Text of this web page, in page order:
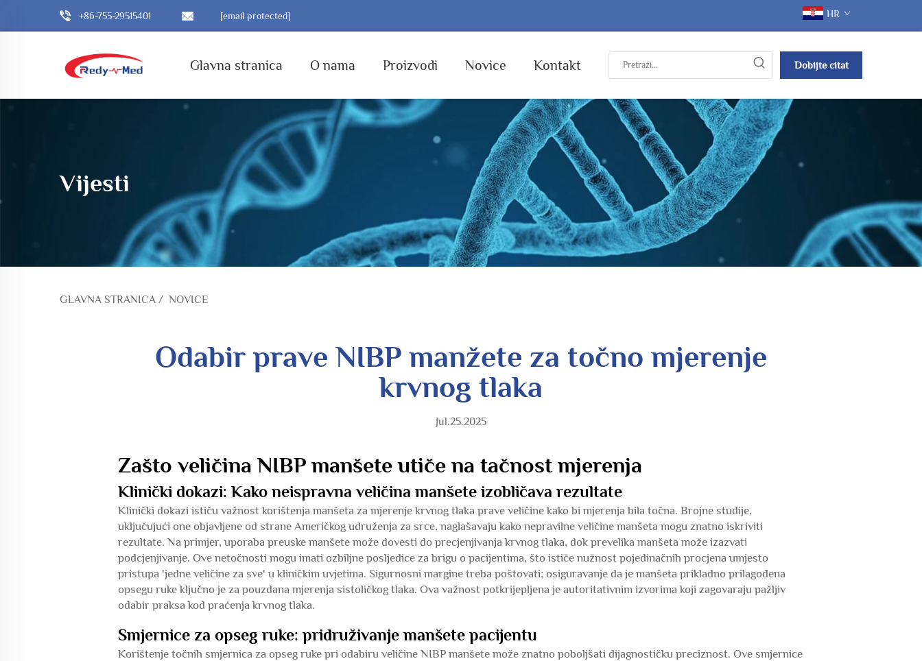
+86-755-29515401 [email protected] HR
Glavna stranica O nama Proizvodi Novice Kontakt Dobijte citat
Vijesti
GLAVNA STRANICA/ NOVICE
Odabir prave NIBP manžete za točno mjerenje
krvnog tlaka
Jul.25.2025
Zašto veličina NIBP manšete utiče na tačnost mjerenja
Klinički dokazi: Kako neispravna veličina manšete izobličava rezultate
Klinički dokazi ističu važnost korištenja manšeta za mjerenje krvnog tlaka prave veličine kako bi mjerenja bila točna. Brojne studije,
uključujući one objavljene od strane Američkog udruženja za srce, naglašavaju kako nepravilne veličine manšeta mogu znatno iskriviti
rezultate. Na primjer, uporaba preuske manšete može dovesti do precjenjivanja krvnog tlaka, dok prevelika manšeta može izazvati
podcjenjivanje. Ove netočnosti mogu imati ozbiljne posljedice za brigu o pacijentima, što ističe nužnost pojedinačnih procjena umjesto
pristupa 'jedne veličine za sve' u kliničkim uvjetima. Sigurnosni margine treba poštovati; osiguravanje da je manšeta prikladno prilagođena
opsegu ruke ključno je za pouzdana mjerenja sistoličkog tlaka. Ova važnost potkrijepljena je autoritativnim izvorima koji zagovaraju pažljiv
odabir praksa kod praćenja krvnog tlaka.
Smjernice za opseg ruke: pridruživanje manšete pacijentu
Korištenje točnih smjernica za opseg ruke pri odabiru veličine NIBP manšete može znatno poboljšati dijagnostičku preciznost. Ove smjernice